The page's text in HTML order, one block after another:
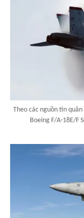
Theo các nguồn tin
Boeing F/A-18E/F